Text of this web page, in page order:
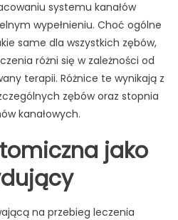
systemu kanałów
wypełnieniu. Choć ogólne
same dla wszystkich zębów,
różni się w zależności od
terapii. Różnice te wynikają z
zębów oraz stopnia
kanałowych.
jako
na przebieg leczenia